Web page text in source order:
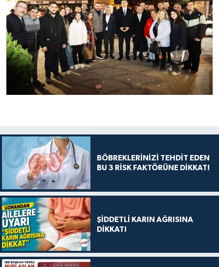
BÖBREKLERİNİZİ TEHDİT EDEN
BU 3 RİSK FAKTÖRÜNE DİKKAT!
ŞİDDETLİ KARIN AĞRISINA
DİKKAT!